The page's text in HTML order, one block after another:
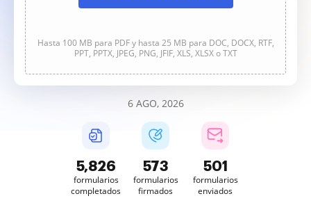
Hasta 100 MB para PDF y hasta 25 MB para DOC, DOCX, RTF,
PPT, PPTX, JPEG, PNG, JFIF, XLS, XLSX o TXT
6 AGO, 2026
5,826
formularios
completados
573
formularios
firmados
501
formularios
enviados